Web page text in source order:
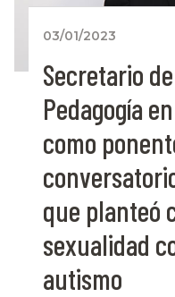
03/01/2023
Secretario
Pedagogía
como
que planteó
sexualidad
autismo